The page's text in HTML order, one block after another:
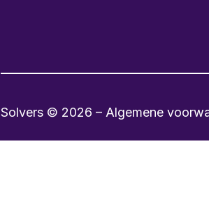
Solvers © 2026 – Algemene